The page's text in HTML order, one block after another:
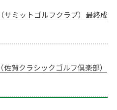
サミットゴルフクラブ）最終成
賀クラシックゴルフ倶楽部）